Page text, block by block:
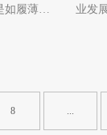
如履薄
要有理
业发
模都
8 ...